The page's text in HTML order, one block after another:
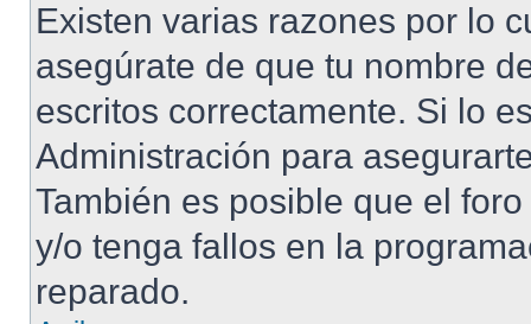
Existen varias razones por lo
asegúrate de que tu nombre
escritos correctamente. Si lo
Administración para
También es posible que el
y/o tenga fallos en la
reparado.